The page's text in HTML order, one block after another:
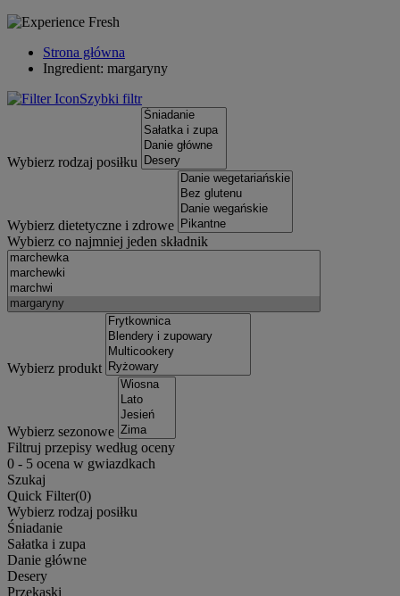
Strona główna
Ingredient: margaryny
Szybki filtr
Wybierz rodzaj posiłku
Wybierz dietetyczne i zdrowe
Wybierz co najmniej jeden składnik
Wybierz produkt
Wybierz sezonowe
Filtruj przepisy według oceny
0 - 5 ocena w gwiazdkach
Szukaj
Quick Filter(0)
Wybierz rodzaj posiłku
Śniadanie
Sałatka i zupa
Danie główne
Desery
Przekąski